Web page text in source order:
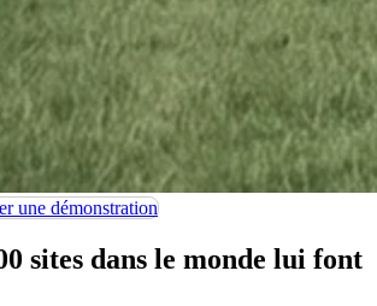
une démonstration
sites dans le monde lui font